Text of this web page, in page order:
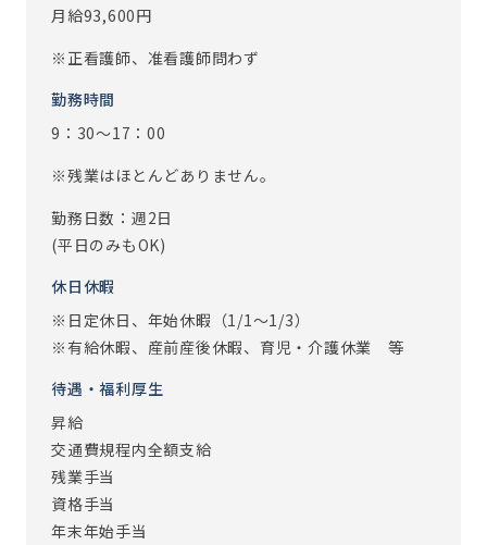
月給93,600円
※正看護師、准看護師問わず
勤務時間
9：30～17：00
※残業はほとんどありません。
勤務日数：週2日
(平日のみもOK)
休日休暇
※日定休日、年始休暇（1/1～1/3）
※有給休暇、産前産後休暇、育児・介護休業 等
待遇・福利厚生
昇給
交通費規程内全額支給
残業手当
資格手当
年末年始手当